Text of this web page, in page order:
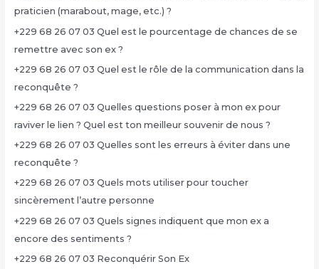
praticien (marabout, mage, etc.) ?
+229 68 26 07 03 Quel est le pourcentage de chances de se
remettre avec son ex ?
+229 68 26 07 03 Quel est le rôle de la communication dans la
reconquête ?
+229 68 26 07 03 Quelles questions poser à mon ex pour
raviver le lien ? Quel est ton meilleur souvenir de nous ?
+229 68 26 07 03 Quelles sont les erreurs à éviter dans une
reconquête ?
+229 68 26 07 03 Quels mots utiliser pour toucher
sincèrement l’autre personne
+229 68 26 07 03 Quels signes indiquent que mon ex a
encore des sentiments ?
+229 68 26 07 03 Reconquérir Son Ex